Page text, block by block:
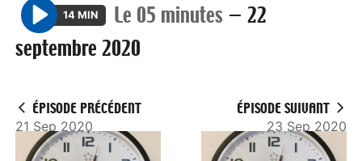
P
l
14 MIN Le 05 minutes — 22
septembre 2020
ÉPISODE PRÉCÉDENT
21 Sep 2020
ÉPISODE SUIVANT
23 Sep 2020